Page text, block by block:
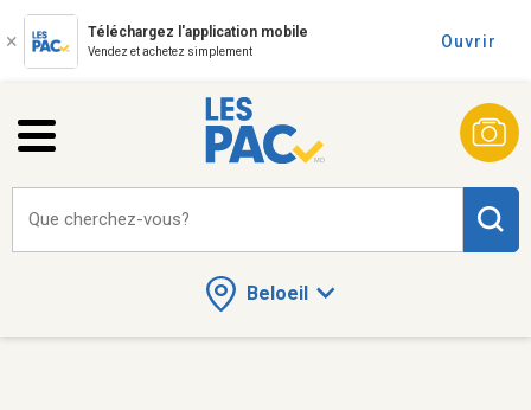
Téléchargez l'application mobile
Vendez et achetez simplement
Ouvrir
Beloeil
Que cherchez-vous?